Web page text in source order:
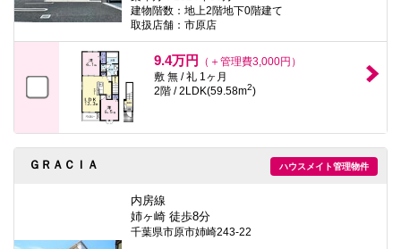
建物階数：地上2階地下0階建て
取扱店舗：市原店
9.4万円
（＋管理費3,000円）
敷 無 / 礼 1ヶ月
2階 / 2LDK(59.58m2)
ハウスメイト管理物件
ＧＲＡＣＩＡ
内房線
姉ヶ崎 徒歩8分
千葉県市原市姉崎243-22